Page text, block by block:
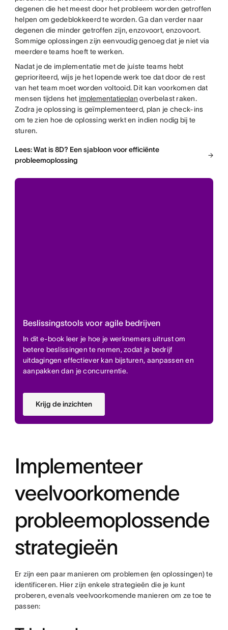
degenen die het meest door het probleem worden getroffen
helpen om gedeblokkeerd te worden. Ga dan verder naar
degenen die minder getroffen zijn, enzovoort, enzovoort.
Sommige oplossingen zijn eenvoudig genoeg dat je niet via
meerdere teams hoeft te werken.
Nadat je de implementatie met de juiste teams hebt
geprioriteerd, wijs je het lopende werk toe dat door de rest
van het team moet worden voltooid. Dit kan voorkomen dat
mensen tijdens het implementatieplan overbelast raken.
Zodra je oplossing is geïmplementeerd, plan je check-ins
om te zien hoe de oplossing werkt en indien nodig bij te
sturen.
Lees: Wat is 8D? Een sjabloon voor efficiënte
probleemoplossing
Beslissingstools voor agile bedrijven
In dit e-book leer je hoe je werknemers uitrust om
betere beslissingen te nemen, zodat je bedrijf
uitdagingen effectiever kan bijsturen, aanpassen en
aanpakken dan je concurrentie.
Krijg de inzichten
Implementeer
veelvoorkomende
probleemoplossende
strategieën
Er zijn een paar manieren om problemen (en oplossingen) te
identificeren. Hier zijn enkele strategieën die je kunt
proberen, evenals veelvoorkomende manieren om ze toe te
passen: